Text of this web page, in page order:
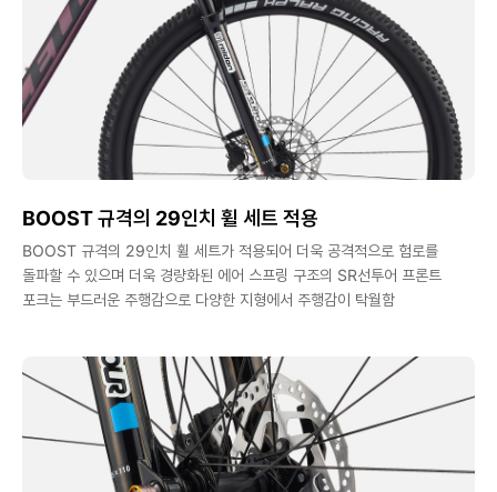
BOOST 규격의 29인치 휠 세트 적용
BOOST 규격의 29인치 휠 세트가 적용되어 더욱 공격적으로 험로를
돌파할 수 있으며 더욱 경량화된 에어 스프링 구조의 SR선투어 프론트
포크는 부드러운 주행감으로 다양한 지형에서 주행감이 탁월함